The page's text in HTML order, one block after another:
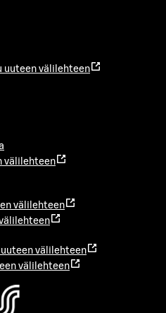
uuteen välilehteen
välilehteen
välilehteen
välilehteen
välilehteen